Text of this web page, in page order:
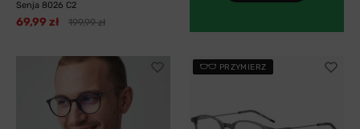
Senja 8026 C2
69,99 zł 199,99 zł
PRZYMIERZ